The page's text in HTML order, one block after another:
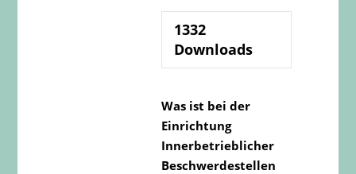
1332
Downloads
Was ist bei der
Einrichtung
Innerbetrieblicher
Beschwerdestellen